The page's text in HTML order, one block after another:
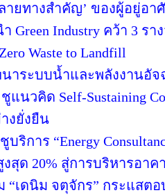
ายทางสำคัญ’ ของผู้อยู่อ
Green Industry คว้า 3 ร
Waste to Landfill
าระบบน้ำและพลังงานอั
นวคิด Self-Sustaining
งยั่งยืน
ริการ “Energy
สุด 20% สู่การบริหารอาค
เดนิม จตุจักร” กระแสตอ